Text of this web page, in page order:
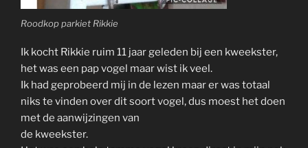
Roodkop parkiet Rikkie
Ik kocht Rikkie ruim 11 jaar geleden bij een kweekster,
het was een pap vogel maar wist ik veel.
Ik had geprobeerd mij in de lezen maar er was totaal
niks te vinden over dit soort vogel, dus moest het doen
met de aanwijzingen van
de kweekster.